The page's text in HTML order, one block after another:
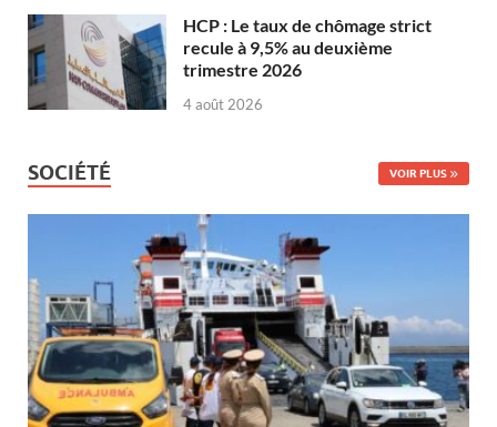
HCP : Le taux de chômage strict
recule à 9,5% au deuxième
trimestre 2026
4 août 2026
SOCIÉTÉ VOIR PLUS